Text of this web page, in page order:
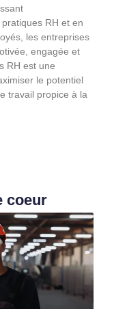
RH et en
les entreprises
engagée et
RH est une
le potentiel
travail propice à la
coeur